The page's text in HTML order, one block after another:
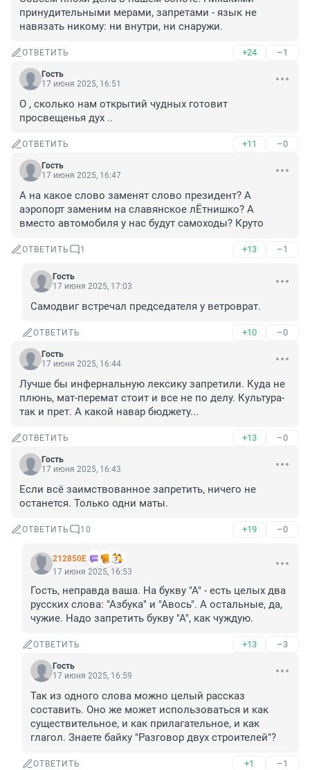
принудительными мерами, запретами - язык не
навязать никому: ни внутри, ни снаружи.
ОТВЕТИТЬ +24 –1
Гость
17 июня 2025, 16:51
О , сколько нам открытий чудных готовит
просвещенья дух ..
ОТВЕТИТЬ +11 –0
Гость
17 июня 2025, 16:47
А на какое слово заменят слово президент? А
аэропорт заменим на славянское лЁтнишко? А
вместо автомобиля у нас будут самоходы? Круто
ОТВЕТИТЬ 1 +13 –1
Гость
17 июня 2025, 17:03
Самодвиг встречал председателя у ветроврат.
ОТВЕТИТЬ +10 –0
Гость
17 июня 2025, 16:44
Лучше бы инфернальную лексику запретили. Куда не
плюнь, мат-перемат стоит и все не по делу. Культура-
так и прет. А какой навар бюджету...
ОТВЕТИТЬ +13 –0
Гость
17 июня 2025, 16:43
Если всё заимствованное запретить, ничего не
останется. Только одни маты.
ОТВЕТИТЬ 10 +19 –0
212850Е
17 июня 2025, 16:53
Гость, неправда ваша. На букву "А" - есть целых два
русских слова: "Азбука" и "Авось". А остальные, да,
чужие. Надо запретить букву "А", как чуждую.
ОТВЕТИТЬ +13 –3
Гость
17 июня 2025, 16:59
Так из одного слова можно целый рассказ
составить. Оно же может использоваться и как
существительное, и как прилагательное, и как
глагол. Знаете байку "Разговор двух строителей"?
ОТВЕТИТЬ +1 –1